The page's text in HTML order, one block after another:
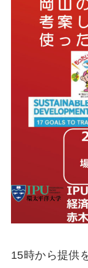
15時から提供